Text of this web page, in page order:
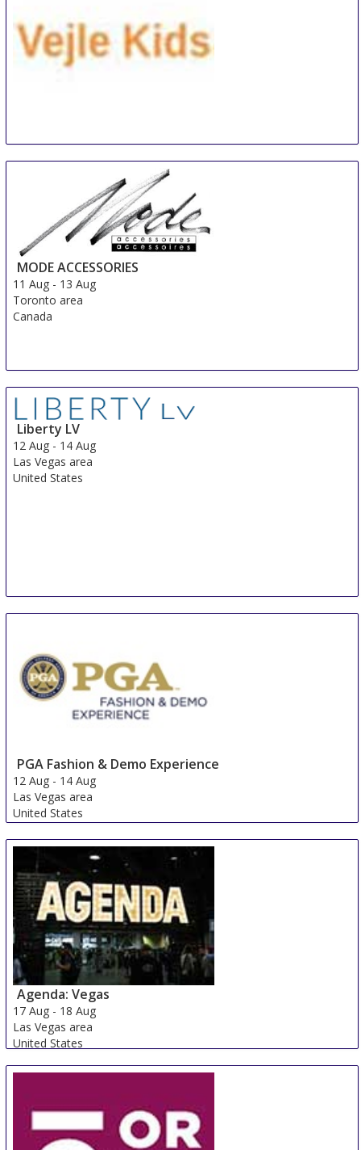
MODE ACCESSORIES
11 Aug - 13 Aug
Toronto area
Canada
Liberty LV
12 Aug - 14 Aug
Las Vegas area
United States
PGA Fashion & Demo Experience
12 Aug - 14 Aug
Las Vegas area
United States
Agenda: Vegas
17 Aug - 18 Aug
Las Vegas area
United States